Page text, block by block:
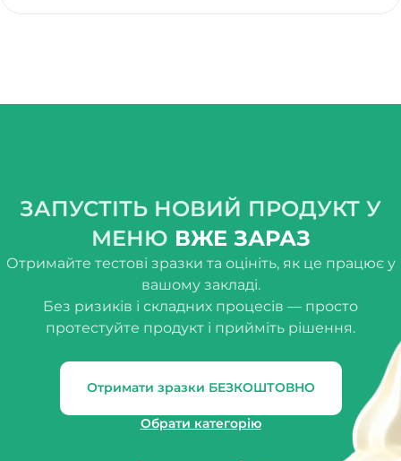
ЗАПУСТІТЬ НОВИЙ ПРОДУКТ У
МЕНЮ ВЖЕ ЗАРАЗ
Отримайте тестові зразки та оцініть, як це працює у
вашому закладі.
Без ризиків і складних процесів — просто
протестуйте продукт і прийміть рішення.
Отримати зразки БЕЗКОШТОВНО
Обрати категорію